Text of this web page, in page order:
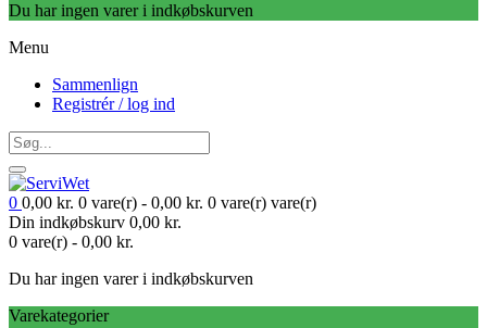
Du har ingen varer i indkøbskurven
Menu
Sammenlign
Registrér / log ind
0 0,00 kr. 0 vare(r) - 0,00 kr. 0 vare(r) vare(r)
Din indkøbskurv 0,00 kr.
0 vare(r) - 0,00 kr.
Du har ingen varer i indkøbskurven
Varekategorier